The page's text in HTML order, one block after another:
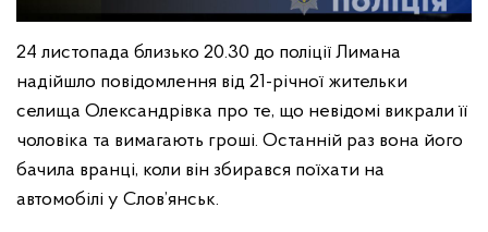
24 листопада близько 20.30 до поліції Лимана
надійшло повідомлення від 21-річної жительки
селища Олександрівка про те, що невідомі викрали її
чоловіка та вимагають гроші. Останній раз вона його
бачила вранці, коли він збирався поїхати на
автомобілі у Слов’янськ.